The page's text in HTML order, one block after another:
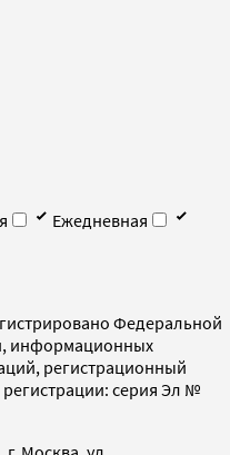
Ежедневная
Федеральной
информационных
регистрационный
серия Эл №